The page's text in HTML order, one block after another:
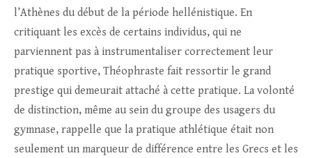
l’Athènes du début de la période hellénistique. En
critiquant les excès de certains individus, qui ne
parviennent pas à instrumentaliser correctement leur
pratique sportive, Théophraste fait ressortir le grand
prestige qui demeurait attaché à cette pratique. La volonté
de distinction, même au sein du groupe des usagers du
gymnase, rappelle que la pratique athlétique était non
seulement un marqueur de différence entre les Grecs et les